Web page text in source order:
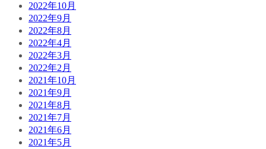
2022年10月
2022年9月
2022年8月
2022年4月
2022年3月
2022年2月
2021年10月
2021年9月
2021年8月
2021年7月
2021年6月
2021年5月